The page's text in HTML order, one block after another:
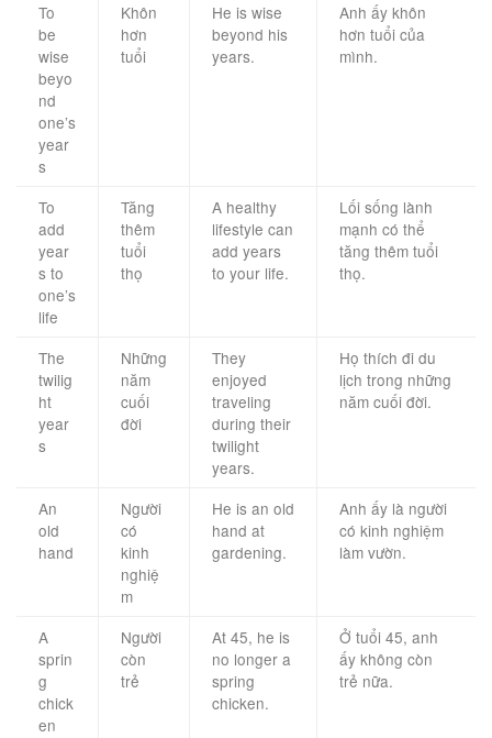
To
be
wise
beyo
nd
one’s
year
s
Khôn
hơn
tuổi
He is wise
beyond his
years.
Anh ấy khôn
hơn tuổi của
mình.
To
add
year
s to
one’s
life
Tăng
thêm
tuổi
thọ
A healthy
lifestyle can
add years
to your life.
Lối sống lành
mạnh có thể
tăng thêm tuổi
thọ.
The
twilig
ht
year
s
Những
năm
cuối
đời
They
enjoyed
traveling
during their
twilight
years.
Họ thích đi du
lịch trong những
năm cuối đời.
An
old
hand
Người
có
kinh
nghiệ
m
He is an old
hand at
gardening.
Anh ấy là người
có kinh nghiệm
làm vườn.
A
sprin
g
chick
en
Người
còn
trẻ
At 45, he is
no longer a
spring
chicken.
Ở tuổi 45, anh
ấy không còn
trẻ nữa.